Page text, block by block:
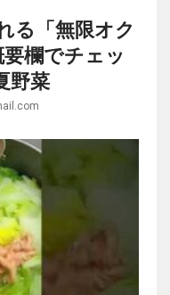
る「無限オク
欄でチェッ
野菜